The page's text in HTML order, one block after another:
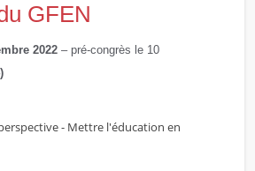
GFEN
2022– pré-congrès le 10